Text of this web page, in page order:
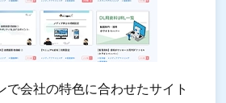
で会社の特色に合わせたサイト